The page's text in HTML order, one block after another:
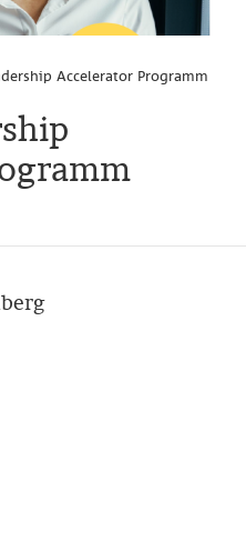
Accelerator Programm